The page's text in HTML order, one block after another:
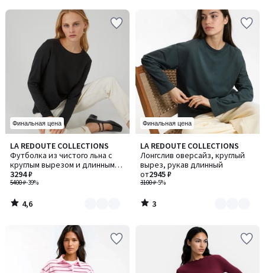
Финальная цена
LA REDOUTE COLLECTIONS
Футболка из чистого льна с
круглым вырезом и длинными
рукавами
5400 ₽-39%
3294 ₽
4,6
/ 5
Количество
цветов:
2
4,6
/
Финальная цена
LA REDOUTE COLLECTIONS
Лонгслив оверсайз, круглый
вырез, рукав длинный
3100 ₽-5%
от2945 ₽
3
/
5
Количество
цветов:
3
3
/